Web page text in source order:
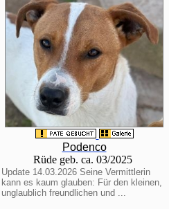
Podenco
Rüde geb. ca. 03/2025
Update 14.03.2026 Seine Vermittlerin
kann es kaum glauben: Für den kleinen,
unglaublich freundlichen und ...